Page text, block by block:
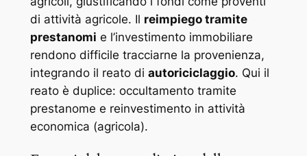
di attività agricole. Il reimpiego tramite
prestanomi e l’investimento immobiliare
rendono difficile tracciarne la provenienza,
integrando il reato di autoriciclaggio. Qui il
reato è duplice: occultamento tramite
prestanome e reinvestimento in attività
economica (agricola).